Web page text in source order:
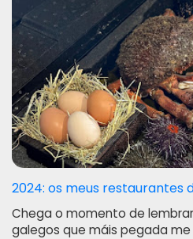
2024: os meus restaurantes
Chega o momento de
galegos que máis pegada me